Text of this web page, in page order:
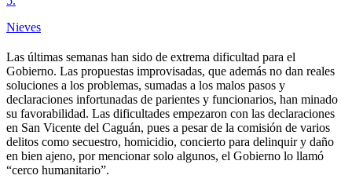
Nieves
Las últimas semanas han sido de extrema dificultad para el
Gobierno. Las propuestas improvisadas, que además no dan reales
soluciones a los problemas, sumadas a los malos pasos y
declaraciones infortunadas de parientes y funcionarios, han minado
su favorabilidad. Las dificultades empezaron con las declaraciones
en San Vicente del Caguán, pues a pesar de la comisión de varios
delitos como secuestro, homicidio, concierto para delinquir y daño
en bien ajeno, por mencionar solo algunos, el Gobierno lo llamó
“cerco humanitario”.